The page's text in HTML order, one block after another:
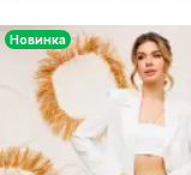
Новинка